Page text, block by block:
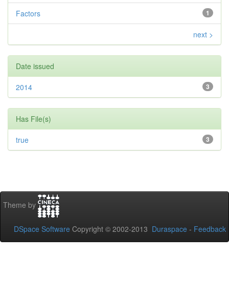
1
Factors
next >
Date issued
3
2014
Has File(s)
3
true
Theme by
DSpace Software Copyright © 2002-2013 Duraspace - Feedback